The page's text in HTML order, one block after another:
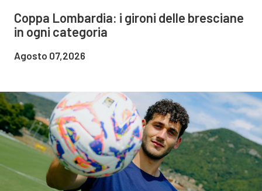
Coppa Lombardia: i gironi delle bresciane
in ogni categoria
Agosto 07,2026